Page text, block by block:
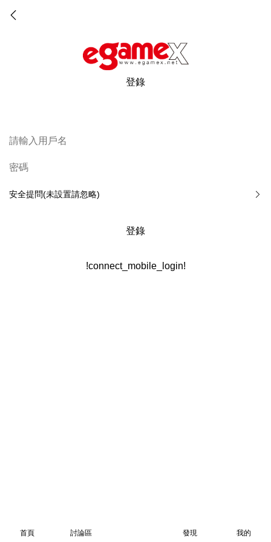
登錄
安全提問(未設置請忽略)
登錄
!connect_mobile_login!
首頁 討論區 發現 我的